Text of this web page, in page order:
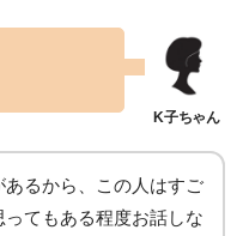
るから、この人はすご
ってもある程度お話しな